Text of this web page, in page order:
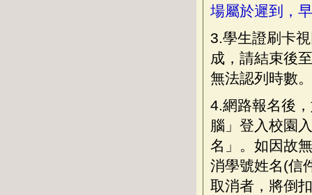
場屬於遲到，
3.學生證刷卡
成，請結束後
無法認列時數。
4.網路報名後
腦」登入校園
名」。如因故
消學號姓名(信
取消者，將倒